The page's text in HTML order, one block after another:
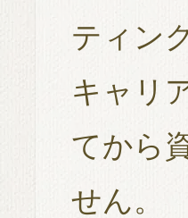
ティン
キャリ
てから
せん。